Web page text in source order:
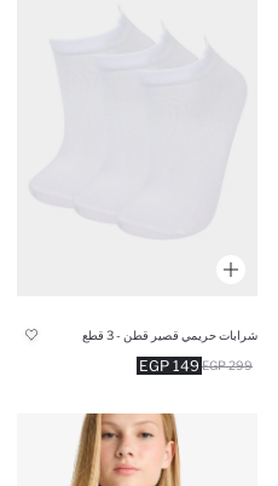
شرابات حريمي قصير قطن - 3 قطع
149 EGP 299 EGP